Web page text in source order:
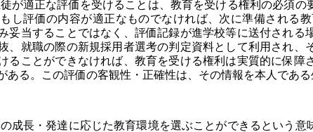
適正な評価を受けることは、教育を受ける権利の必須
し評価の内容が適正なものでなければ、次に準備される
妥当することではなく、評価記録が進学校等に送付され
、就職の際の新規採用者選考の判定資料として利用され
ることができなければ、教育を受ける権利は実質的に保
ある。この評価の客観性・正確性は、その情報を本人であ
長・発達に応じた教育環境を選ぶことができるという意